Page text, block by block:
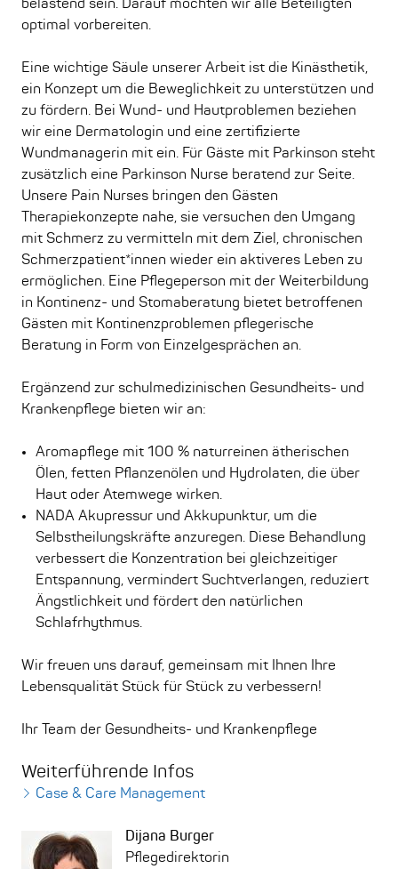
belastend sein. Darauf möchten wir alle Beteiligten
optimal vorbereiten.
Eine wichtige Säule unserer Arbeit ist die Kinästhetik,
ein Konzept um die Beweglichkeit zu unterstützen und
zu fördern. Bei Wund- und Hautproblemen beziehen
wir eine Dermatologin und eine zertifizierte
Wundmanagerin mit ein. Für Gäste mit Parkinson steht
zusätzlich eine Parkinson Nurse beratend zur Seite.
Unsere Pain Nurses bringen den Gästen
Therapiekonzepte nahe, sie versuchen den Umgang
mit Schmerz zu vermitteln mit dem Ziel, chronischen
Schmerzpatient*innen wieder ein aktiveres Leben zu
ermöglichen. Eine Pflegeperson mit der Weiterbildung
in Kontinenz- und Stomaberatung bietet betroffenen
Gästen mit Kontinenzproblemen pflegerische
Beratung in Form von Einzelgesprächen an.
Ergänzend zur schulmedizinischen Gesundheits- und
Krankenpflege bieten wir an:
Aromapflege mit 100 % naturreinen ätherischen
Ölen, fetten Pflanzenölen und Hydrolaten, die über
Haut oder Atemwege wirken.
NADA Akupressur und Akkupunktur, um die
Selbstheilungskräfte anzuregen. Diese Behandlung
verbessert die Konzentration bei gleichzeitiger
Entspannung, vermindert Suchtverlangen, reduziert
Ängstlichkeit und fördert den natürlichen
Schlafrhythmus.
Wir freuen uns darauf, gemeinsam mit Ihnen Ihre
Lebensqualität Stück für Stück zu verbessern!
Ihr Team der Gesundheits- und Krankenpflege
Weiterführende Infos
Case & Care Management
Dijana Burger
Pflegedirektorin